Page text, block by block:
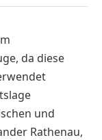
da diese
und
Rathenau,